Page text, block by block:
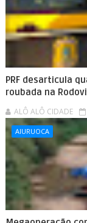
PRF desarticula
roubada na
ALÔ ALÔ CIDADE
AIURUOCA